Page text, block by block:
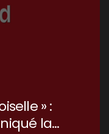
» :
la